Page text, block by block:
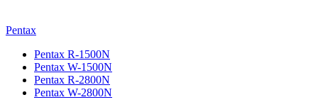
Pentax
Pentax R-1500N
Pentax W-1500N
Pentax R-2800N
Pentax W-2800N